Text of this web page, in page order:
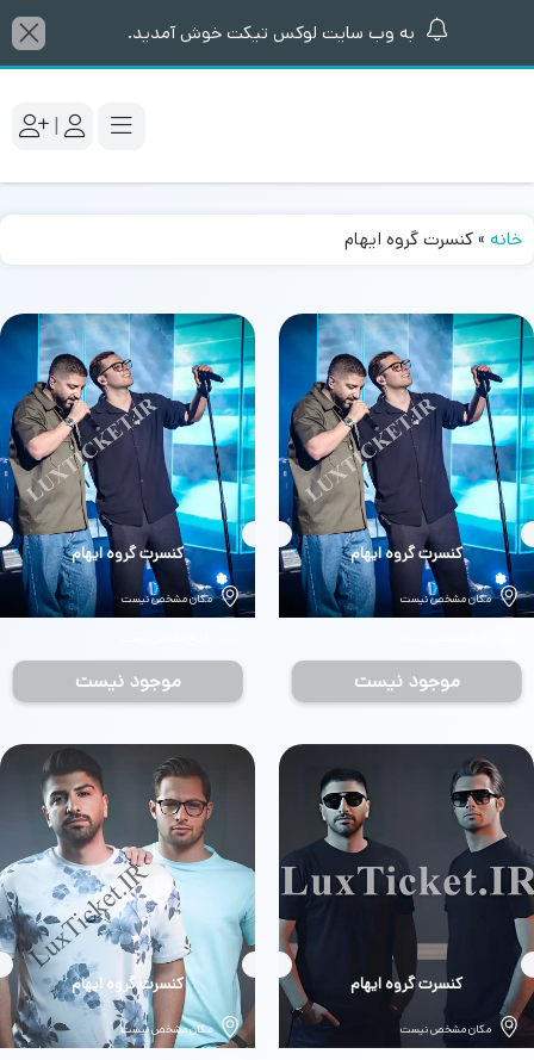
به وب سایت لوکس تیکت خوش آمدید.
|
خانه »کنسرت گروه ایهام
بلیط
کنسرت گروه ایهام
مکان مشخص نیست
موجود نیست
بلیط
کنسرت گروه ایهام
مکان مشخص نیست
موجود نیست
بلیط
کنسرت گروه ایهام
مکان مشخص نیست
بلیط
کنسرت گروه ایهام
مکان مشخص نیست